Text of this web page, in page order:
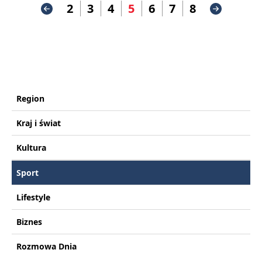
2 3 4 5 6 7 8
Region
Kraj i świat
Kultura
Sport
Lifestyle
Biznes
Rozmowa Dnia